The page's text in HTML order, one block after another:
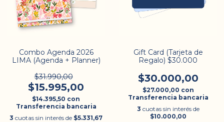
Combo Agenda 2026
LIMA (Agenda + Planner)
$31.990,00
$15.995,00
$14.395,50 con
Transferencia bancaria
3 cuotas sin interés de $5.331,67
Gift Card (Tarjeta de
Regalo) $30.000
$30.000,00
$27.000,00 con
Transferencia bancaria
3 cuotas sin interés de
$10.000,00